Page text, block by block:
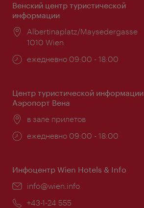
Венский центр туристической
информации
Расположение:
Albertinaplatz/Maysedergasse
1010 Wien
Часы
ежедневно 09:00 - 18:00
Центр туристической информации
Аэропорт Вена
Расположение:
в зале прилетов
Часы
ежедневно 09:00 - 18:00
Инфоцентр Wien Hotels & Info
Эл.
info@wien.info
Телефон:
+43-1-24 555